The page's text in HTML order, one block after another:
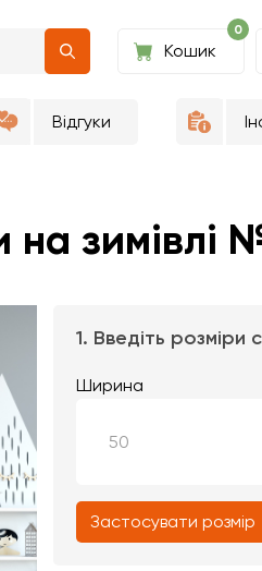
0
Кошик
Відгуки
зимівлі
1. Введіть розміри
Ширина
Застосувати розмір